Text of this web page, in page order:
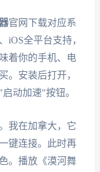
官网下载对应系
iOS全平台支持，
着你的手机、电
。安装后打开，
动加速"按钮。
我在加拿大，它
键连接。此时再
。播放《漠河舞